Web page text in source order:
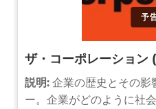
予
ザ・コーポレーション
説明: 企業の歴史とその影
ー。企業がどのように社